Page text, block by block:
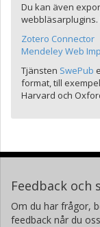
Du kan även
Zotero Connector
Mendeley Web
Tjänsten SwePub
format, till
Harvard och
Feedback och
Om du har frågor,
feedback når du